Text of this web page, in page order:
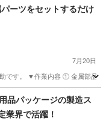
パーツをセットするだけ
7月20日
です。 ▼作業内容 ① 金属部品
品パッケージの製造ス
業界で活躍！